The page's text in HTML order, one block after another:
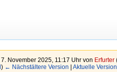
November 2025, 11:17 Uhr von Erfurter
) ← Nächstältere Version | Aktuelle Version